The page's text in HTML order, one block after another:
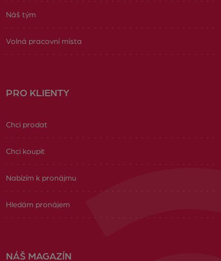
Náš tým
Volná pracovní místa
PRO KLIENTY
Chci prodat
Chci koupit
Nabízím k pronájmu
Hledám pronájem
NÁŠ MAGAZÍN